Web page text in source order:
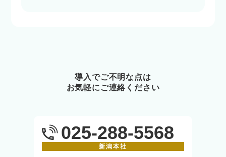
導入でご不明な点は
お気軽にご連絡ください
025-288-5568
新潟本社